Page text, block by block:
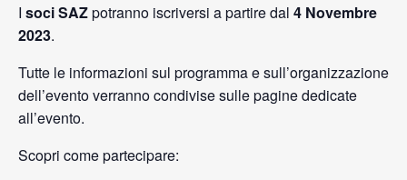
I soci SAZpotranno iscriversi a partire dal 4 Novembre
2023.
Tutte le informazioni sul programma e sull’organizzazione
dell’evento verranno condivise sulle pagine dedicate
all’evento.
Scopri come partecipare: